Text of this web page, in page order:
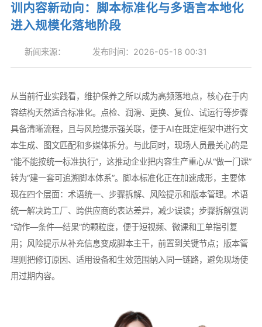
训内容新动向：脚本标准化与多语言本地化
进入规模化落地阶段
新闻来源： 发布时间：2026-05-18 00:31
从当前行业实践看，维护保养之所以成为高频落地点，核心在于内
容结构天然适合标准化。点检、润滑、更换、复位、试运行等步骤
具备清晰流程，且与风险提示强关联，便于AI在既定框架中进行文
本生成、图文匹配和多媒体拆分。与此同时，现场人员最关心的是
“能不能按统一标准执行”，这推动企业把内容生产重心从“做一门课”
转为“建一套可追溯脚本体系”。脚本标准化正在加速成形，主要体
现在四个层面：术语统一、步骤拆解、风险提示和版本管理。术语
统一解决跨工厂、跨供应商的表达差异，减少误读；步骤拆解强调
“动作—条件—结果”的颗粒度，便于短视频、微课和工单指引复
用；风险提示从补充信息变成脚本主干，前置到关键节点；版本管
理则把修订原因、适用设备和生效范围纳入同一链路，避免现场使
用过期内容。